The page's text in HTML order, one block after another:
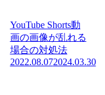
YouTube Shorts動
画の画像が乱れる
場合の対処法
2022.08.072024.03.30